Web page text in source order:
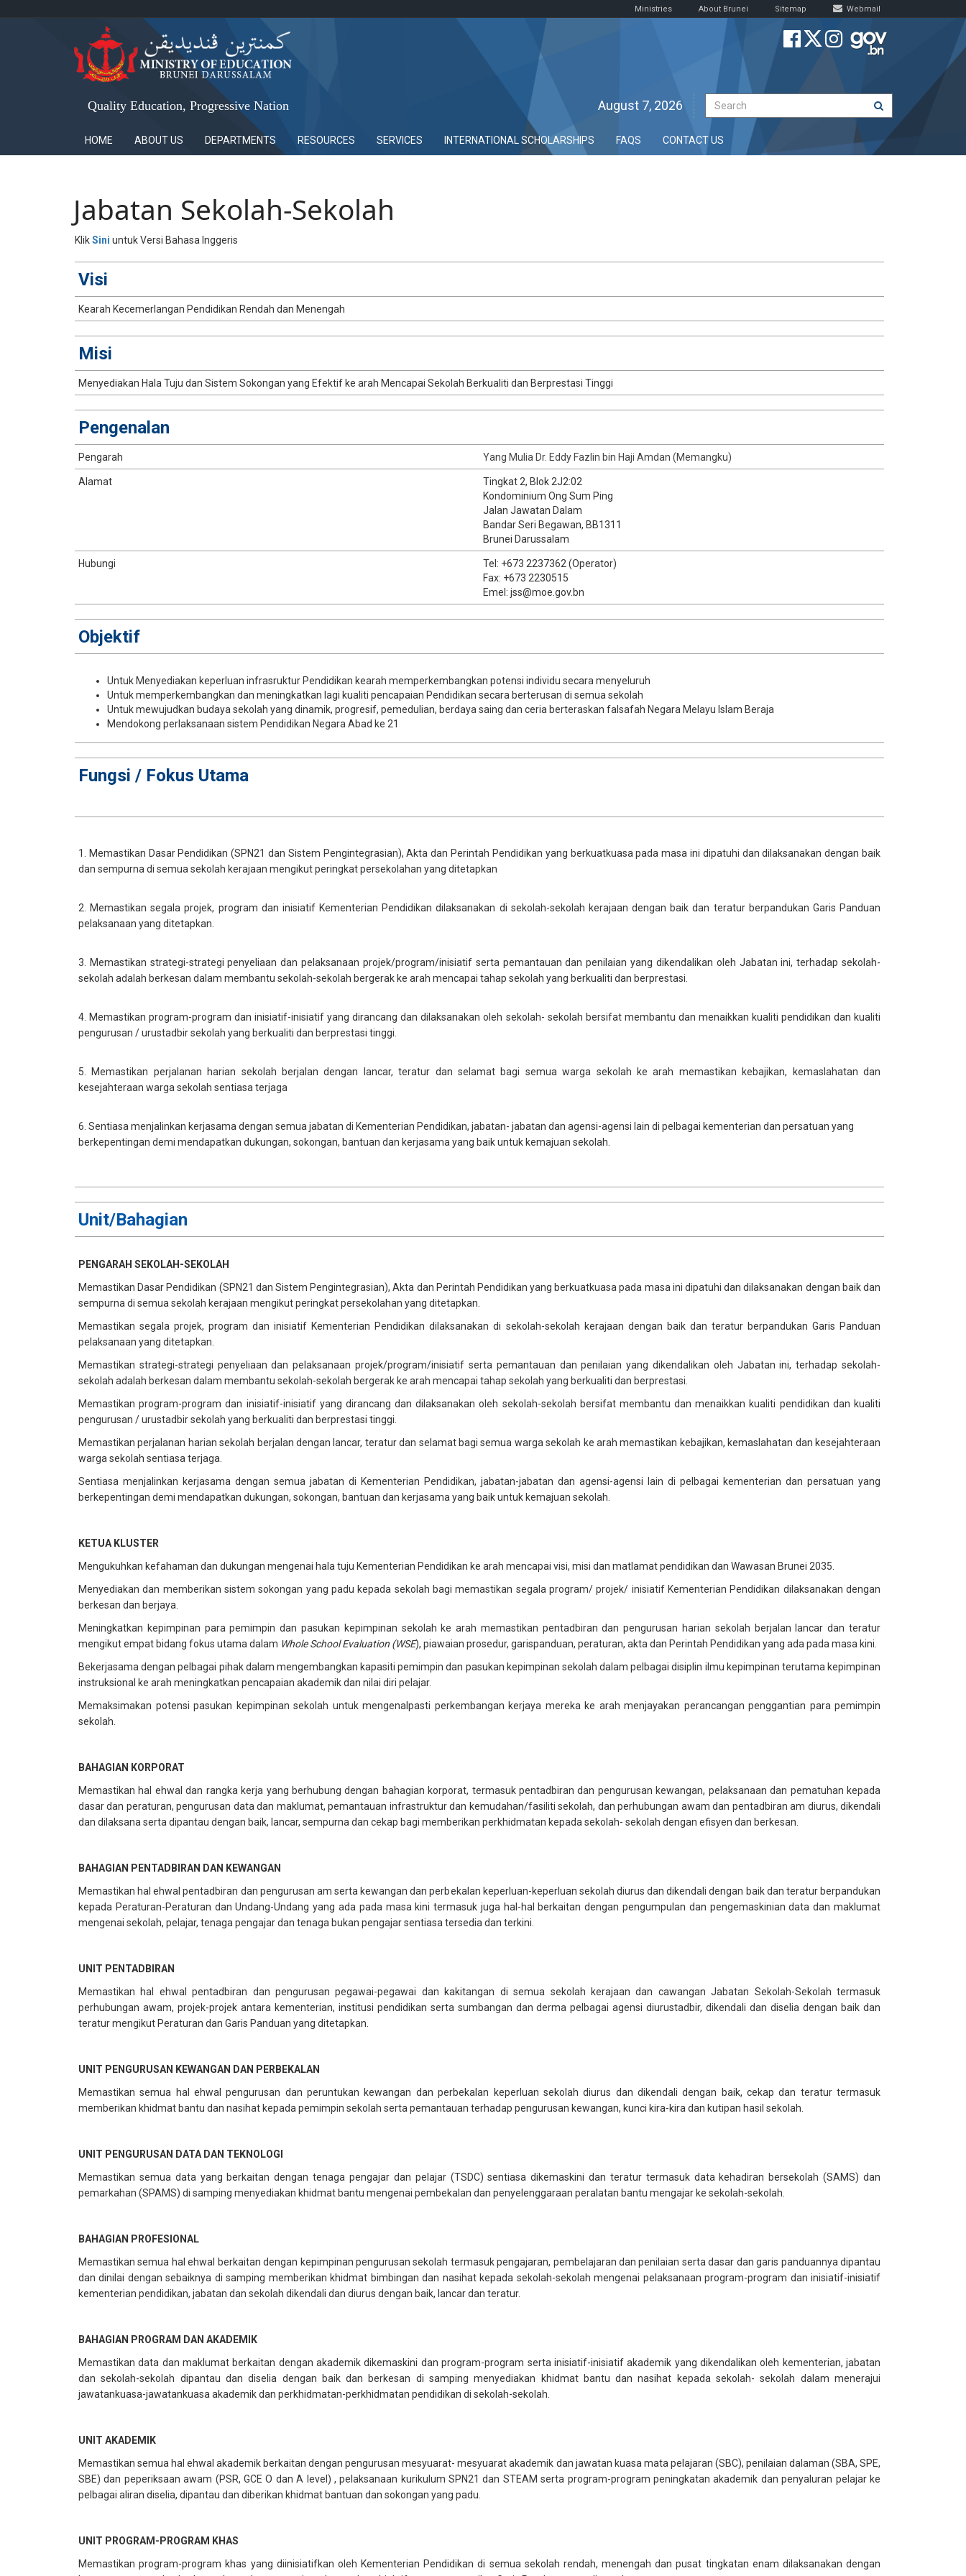
Ministries About Brunei Sitemap Webmail
Quality Education, Progressive Nation August 7, 2026
HOME ABOUT US DEPARTMENTS RESOURCES SERVICES INTERNATIONAL SCHOLARSHIPS FAQS CONTACT US
Jabatan Sekolah-Sekolah
​​​KlikSini ​ untuk Versi Bahasa Inggeris
​​​​​​​​​Visi
Kearah Kecemerlangan Pendidikan Rendah dan Menengah
​Misi
​Menyediakan Hala Tuju dan Sistem Sokongan yang Efektif ke arah Mencapai Sekolah Berkualiti dan Berprestasi Tinggi
​Pengenalan
​Pengarah Yang Mulia Dr. Eddy Fazlin bin Haji Amdan (Memangku)
​Alamat
​Tingkat 2, Blok 2J2:02
Kondominium Ong Sum Ping
Jalan Jawatan Dalam
Bandar Seri Begawan, BB1311
Brunei Darussalam
​Hubungi
​Tel: +673 2237362 (Operator)​
Fax: +673 2230515
Emel: jss@moe.gov.bn​
​Objektif
Untuk Menyediakan keperluan infrasruktur Pendidikan kearah memperkembangkan potensi individu secara menyeluruh
Untuk memperkembangkan dan meningkatkan lagi kualiti pencapaian Pendidikan secara berterusan di semua sekolah
Untuk mewujudkan budaya sekolah yang dinamik, progresif, pemedulian, berdaya saing dan ceria berteraskan falsafah Negara Melayu Islam Beraja
Mendokong perlaksanaan sistem Pendidikan Negara Abad ke 21​
​Fungsi / ​Fokus Utama
1. Memastikan Dasar Pendidikan (SPN21 dan Sistem Pengintegrasian), Akta dan Perintah Pendidikan yang berkuatkuasa pada masa ini dipatuhi dan dilaksanakan dengan baik
dan sempurna di semua sekolah kerajaan mengikut peringkat persekolahan yang ditetapkan​​
2. Memastikan segala projek, program dan inisiatif Kementerian Pendidikan dilaksanakan di sekolah-sekolah kerajaan dengan baik dan teratur berpandukan Garis Panduan
pelaksanaan yang ditetapkan.
3. Memastikan strategi-strategi penyeliaan dan pelaksanaan projek/program/inisiatif serta pemantauan dan penilaian yang dikendalikan oleh Jabatan ini, terhadap sekolah-
sekolah adalah berkesan dalam membantu sekolah-sekolah bergerak ke arah mencapai tahap sekolah yang berkualiti dan berprestasi.
4. Memastikan program-program dan inisiatif-inisiatif yang dirancang dan dilaksanakan oleh sekolah- sekolah bersifat membantu dan menaikkan kualiti pendidikan dan kualiti
pengurusan / urustadbir sekolah yang berkualiti dan berprestasi tinggi.​
5. Memastikan perjalanan harian sekolah berjalan dengan lancar, teratur dan selamat bagi semua warga sekolah ke arah memastikan kebajikan, kemaslahatan dan
kesejahteraan warga sekolah sentiasa terjaga
6. Sentiasa menjalinkan kerjasama dengan semua jabatan di Kementerian Pendidikan, jabatan- jabatan dan agensi-agensi lain di pelbagai kementerian dan persatuan yang
berkepentingan demi mendapatkan dukungan, sokongan, bantuan dan kerjasama yang baik untuk kemajuan sekolah.
​Unit/Bahagian
PENGARAH SEKOLAH-SEKOLAH
Memastikan Dasar Pendidikan (SPN21 dan Sistem Pengintegrasian), Akta dan Perintah Pendidikan yang berkuatkuasa pada masa ini dipatuhi dan dilaksanakan dengan baik dan
sempurna di semua sekolah kerajaan mengikut peringkat persekolahan yang ditetapkan.
Memastikan segala projek, program dan inisiatif Kementerian Pendidikan dilaksanakan di sekolah-sekolah kerajaan dengan baik dan teratur berpandukan Garis Panduan
pelaksanaan yang ditetapkan.
Memastikan strategi-strategi penyeliaan dan pelaksanaan projek/program/inisiatif serta pemantauan dan penilaian yang dikendalikan oleh Jabatan ini, terhadap sekolah-
sekolah adalah berkesan dalam membantu sekolah-sekolah bergerak ke arah mencapai tahap sekolah yang berkualiti dan berprestasi.
Memastikan program-program dan inisiatif-inisiatif yang dirancang dan dilaksanakan oleh sekolah-sekolah bersifat membantu dan menaikkan kualiti pendidikan dan kualiti
pengurusan / urustadbir sekolah yang berkualiti dan berprestasi tinggi.
Memastikan perjalanan harian sekolah berjalan dengan lancar, teratur dan selamat bagi semua warga sekolah ke arah memastikan kebajikan, kemaslahatan dan kesejahteraan
warga sekolah sentiasa terjaga.
Sentiasa menjalinkan kerjasama dengan semua jabatan di Kementerian Pendidikan, jabatan-jabatan dan agensi-agensi lain di pelbagai kementerian dan persatuan yang
berkepentingan demi mendapatkan dukungan, sokongan, bantuan dan kerjasama yang baik untuk kemajuan sekolah.
KETUA KLUSTER
Mengukuhkan kefahaman dan dukungan mengenai hala tuju Kementerian Pendidikan ke arah mencapai visi, misi dan matlamat pendidikan dan Wawasan Brunei 2035.
Menyediakan dan memberikan sistem sokongan yang padu kepada sekolah bagi memastikan segala program/ projek/ inisiatif Kementerian Pendidikan dilaksanakan dengan
berkesan dan berjaya.
Meningkatkan kepimpinan para pemimpin dan pasukan kepimpinan sekolah ke arah memastikan pentadbiran dan pengurusan harian sekolah berjalan lancar dan teratur
mengikut empat bidang fokus utama dalam Whole School Evaluation (WSE), piawaian prosedur, garispanduan, peraturan, akta dan Perintah Pendidikan yang ada pada masa kini.
Bekerjasama dengan pelbagai pihak dalam mengembangkan kapasiti pemimpin dan pasukan kepimpinan sekolah dalam pelbagai disiplin ilmu kepimpinan terutama kepimpinan
instruksional ke arah meningkatkan pencapaian akademik dan nilai diri pelajar.
Memaksimakan potensi pasukan kepimpinan sekolah untuk mengenalpasti perkembangan kerjaya mereka ke arah menjayakan perancangan penggantian para pemimpin
sekolah.
BAHAGIAN KORPORAT
Memastikan hal ehwal dan rangka kerja yang berhubung dengan bahagian korporat, termasuk pentadbiran dan pengurusan kewangan, pelaksanaan dan pematuhan kepada
dasar dan peraturan, pengurusan data dan maklumat, pemantauan infrastruktur dan kemudahan/fasiliti sekolah, dan perhubungan awam dan pentadbiran am diurus, dikendali
dan dilaksana serta dipantau dengan baik, lancar, sempurna dan cekap bagi memberikan perkhidmatan kepada sekolah- sekolah dengan efisyen dan berkesan.
BAHAGIAN PENTADBIRAN DAN KEWANGAN
Memastikan hal ehwal pentadbiran dan pengurusan am serta kewangan dan perbekalan keperluan-keperluan sekolah diurus dan dikendali dengan baik dan teratur berpandukan
kepada Peraturan-Peraturan dan Undang-Undang yang ada pada masa kini termasuk juga hal-hal berkaitan dengan pengumpulan dan pengemaskinian data dan maklumat
mengenai sekolah, pelajar, tenaga pengajar dan tenaga bukan pengajar sentiasa tersedia dan terkini.
UNIT PENTADBIRAN
Memastikan hal ehwal pentadbiran dan pengurusan pegawai-pegawai dan kakitangan di semua sekolah kerajaan dan cawangan Jabatan Sekolah-Sekolah termasuk
perhubungan awam, projek-projek antara kementerian, institusi pendidikan serta sumbangan dan derma pelbagai agensi diurustadbir, dikendali dan diselia dengan baik dan
teratur mengikut Peraturan dan Garis Panduan yang ditetapkan.
UNIT PENGURUSAN KEWANGAN DAN PERBEKALAN
Memastikan semua hal ehwal pengurusan dan peruntukan kewangan dan perbekalan keperluan sekolah diurus dan dikendali dengan baik, cekap dan teratur termasuk
memberikan khidmat bantu dan nasihat kepada pemimpin sekolah serta pemantauan terhadap pengurusan kewangan, kunci kira-kira dan kutipan hasil sekolah.
UNIT PENGURUSAN DATA DAN TEKNOLOGI
Memastikan semua data yang berkaitan dengan tenaga pengajar dan pelajar (TSDC) sentiasa dikemaskini dan teratur termasuk data kehadiran bersekolah (SAMS) dan
pemarkahan (SPAMS) di samping menyediakan khidmat bantu mengenai pembekalan dan penyelenggaraan peralatan bantu mengajar ke sekolah-sekolah.
BAHAGIAN PROFESIONAL
Memastikan semua hal ehwal berkaitan dengan kepimpinan pengurusan sekolah termasuk pengajaran, pembelajaran dan penilaian serta dasar dan garis panduannya dipantau
dan dinilai dengan sebaiknya di samping memberikan khidmat bimbingan dan nasihat kepada sekolah-sekolah mengenai pelaksanaan program-program dan inisiatif-inisiatif
kementerian pendidikan, jabatan dan sekolah dikendali dan diurus dengan baik, lancar dan teratur.
BAHAGIAN PROGRAM DAN AKADEMIK
Memastikan data dan maklumat berkaitan dengan akademik dikemaskini dan program-program serta inisiatif-inisiatif akademik yang dikendalikan oleh kementerian, jabatan
dan sekolah-sekolah dipantau dan diselia dengan baik dan berkesan di samping menyediakan khidmat bantu dan nasihat kepada sekolah- sekolah dalam menerajui
jawatankuasa-jawatankuasa akademik dan perkhidmatan-perkhidmatan pendidikan di sekolah-sekolah.
UNIT AKADEMIK
Memastikan semua hal ehwal akademik berkaitan dengan pengurusan mesyuarat- mesyuarat akademik dan jawatan kuasa mata pelajaran (SBC), penilaian dalaman (SBA, SPE,
SBE) dan peperiksaan awam (PSR, GCE O dan A level) , pelaksanaan kurikulum SPN21 dan STEAM serta program-program peningkatan akademik dan penyaluran pelajar ke
pelbagai aliran diselia, dipantau dan diberikan khidmat bantuan dan sokongan yang padu.
UNIT PROGRAM-PROGRAM KHAS
Memastikan program-program khas yang diinisiatifkan oleh Kementerian Pendidikan di semua sekolah rendah, menengah dan pusat tingkatan enam dilaksanakan dengan